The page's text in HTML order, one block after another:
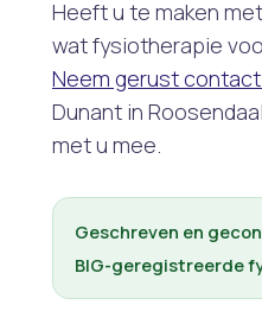
Heeft u te maken
wat fysiotherapie
Neem gerust
Dunant in
met u mee.
Geschreven en
BIG-geregistreerde